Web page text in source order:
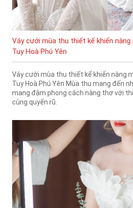
Váy cưới mùa thu thiết kế khiến
Tuy Hoà Phú Yên
Váy cưới mùa thu thiết kế khiến nàng
Tuy Hoà Phú Yên Mùa thu mang đến
mang đậm phong cách nàng thơ với
cùng quyến rũ.